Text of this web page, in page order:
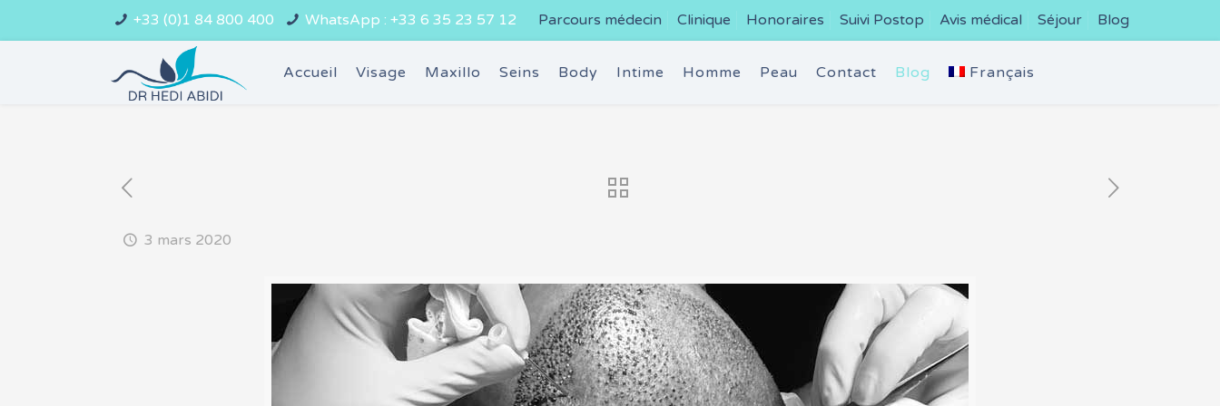
+33 (0)1 84 800 400 WhatsApp : +33 6 35 23 57 12 Parcours médecin Clinique Honoraires Suivi Postop Avis médical Séjour Blog
Accueil Visage Maxillo Seins Body Intime Homme Peau Contact Blog Français
3 mars 2020